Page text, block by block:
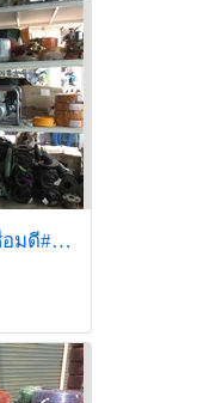
ขายเครื่องมือช่าง#ตู้เชื่อมดี#สว่าน#เจียร์#แท่นตัดไฟเบอร์ถูก